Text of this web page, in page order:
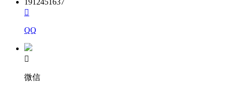

QQ

微信